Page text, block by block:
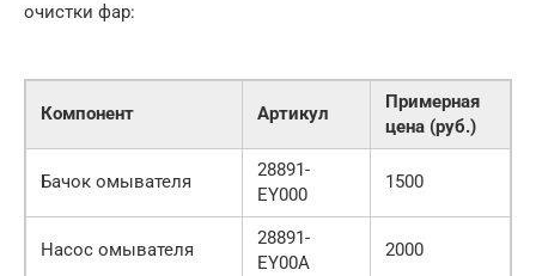
очистки фар:
Компонент Артикул
Примерная
цена (руб.)
Бачок омывателя
28891-
EY000
1500
Насос омывателя
28891-
EY00A
2000